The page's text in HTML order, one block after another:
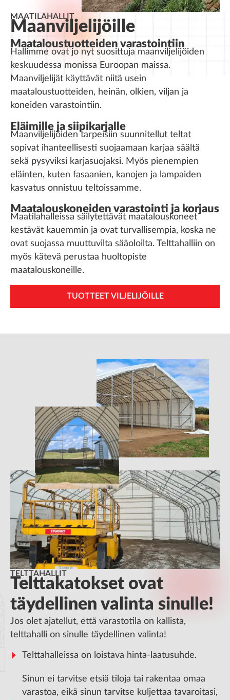
MAATILAHALLIT
Maanviljelijöille
Maataloustuotteiden varastointiin
Hallimme ovat jo nyt suosittuja maanviljelijöiden
keskuudessa monissa Euroopan maissa.
Maanviljelijät käyttävät niitä usein
maataloustuotteiden, heinän, olkien, viljan ja
koneiden varastointiin.
Eläimille ja siipikarjalle
Maanviljelijöiden tarpeisiin suunnitellut teltat
sopivat ihanteellisesti suojaamaan karjaa säältä
sekä pysyviksi karjasuojaksi. Myös pienempien
eläinten, kuten fasaanien, kanojen ja lampaiden
kasvatus onnistuu teltoissamme.
Maatalouskoneiden varastointi ja korjaus
Maatilahalleissa säilytettävät maatalouskoneet
kestävät kauemmin ja ovat turvallisempia, koska ne
ovat suojassa muuttuvilta sääoloilta. Telttahalliin on
myös kätevä perustaa huoltopiste
maatalouskoneille.
TUOTTEET VILJELIJÖILLE
TELTTAHALLIT
Telttakatokset ovat
täydellinen valinta sinulle!
Jos olet ajatellut, että varastotila on kallista,
telttahalli on sinulle täydellinen valinta!
Telttahalleissa on loistava hinta-laatusuhde.
Sinun ei tarvitse etsiä tiloja tai rakentaa omaa
varastoa, eikä sinun tarvitse kuljettaa tavaroitasi,